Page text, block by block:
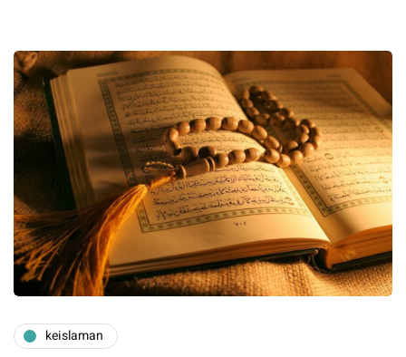
keislaman